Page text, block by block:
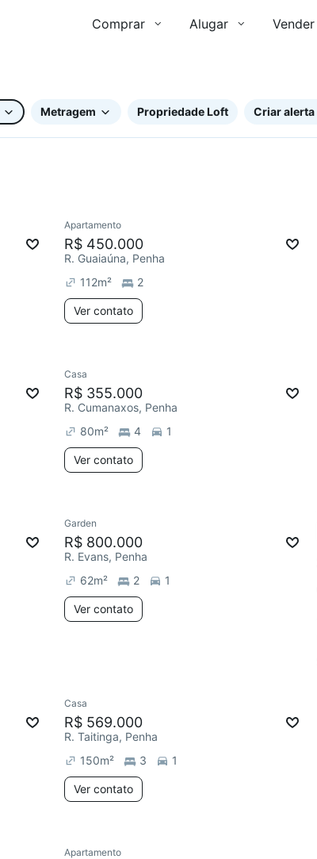
Comprar Alugar Vender
Metragem Propriedade Loft Criar alerta
Redecorar
Apartamento
R$ 450.000
R. Guaiaúna, Penha
112m² 2
Ver contato
Casa
R$ 355.000
R. Cumanaxos, Penha
80m² 4 1
Ver contato
Redecorar
Garden
R$ 800.000
R. Evans, Penha
62m² 2 1
Ver contato
Casa
R$ 569.000
R. Taitinga, Penha
150m² 3 1
Ver contato
Apartamento